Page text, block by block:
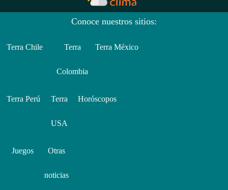
Conoce nuestros sitios:
Terra Chile Terra
Colombia
Terra México
Terra Perú Terra
USA
Horóscopos
Juegos Otras
noticias